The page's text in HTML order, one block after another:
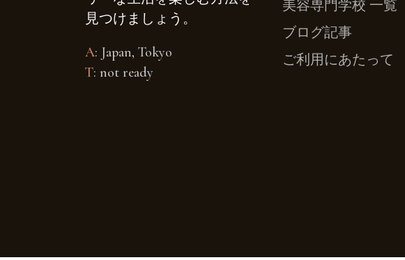
見つけましょう。
A: Japan, Tokyo
T: not ready
美容専門学校 一覧
ブログ記事
ご利用にあたって